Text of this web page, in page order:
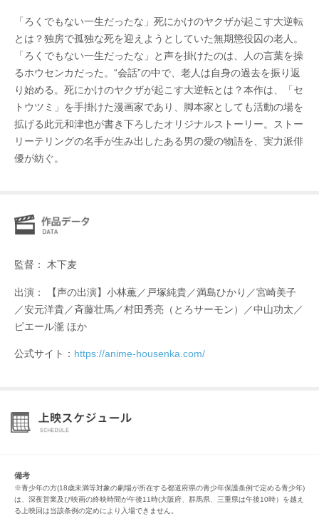
「ろくでもない一生だったな」死にかけのヤクザが起こす大逆転
とは？独房で孤独な死を迎えようとしていた無期懲役囚の老人。
「ろくでもない一生だったな」と声を掛けたのは、人の言葉を操
るホウセンカだった。“会話”の中で、老人は自身の過去を振り返
り始める。死にかけのヤクザが起こす大逆転とは？本作は、「セ
トウツミ」を手掛けた漫画家であり、脚本家としても活動の場を
拡げる此元和津也が書き下ろしたオリジナルストーリー。ストー
リーテリングの名手が生み出したある男の愛の物語を、実力派俳
優が紡ぐ。
監督： 木下麦
出演： 【声の出演】小林薫／戸塚純貴／満島ひかり／宮崎美子
／安元洋貴／⻫藤壮⾺／村⽥秀亮（とろサーモン）／中⼭功太／
ピエール瀧 ほか
公式サイト： https://anime-housenka.com/
備考
※青少年の方(18歳未満等対象の劇場が所在する都道府県の青少年保護条例で定める青少年)
は、深夜営業及び映画の終映時間が午後11時(大阪府、群馬県、三重県は午後10時）を越え
る上映回は当該条例の定めにより入場できません。